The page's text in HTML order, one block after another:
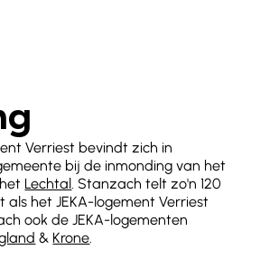
Verriest bevindt zich in
bij de inmonding van het
Lechtal. Stanzach telt zo'n 120
als het JEKA-logement Verriest
ook de JEKA-logementen
& Krone.